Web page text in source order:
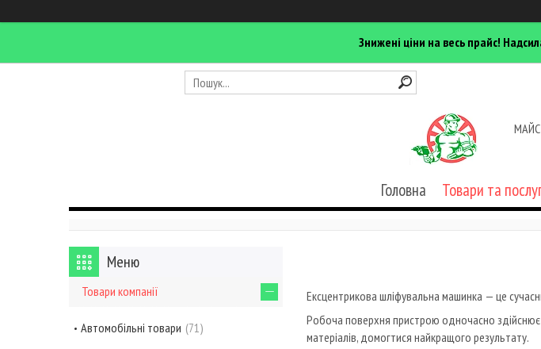
Знижені ціни на весь прайс!
Головна Товари та
Ексцентрикова шліфувальна машинка — це
Робоча поверхня пристрою одночасно здійснює
матеріалів, домогтися найкращого результату.
Товари компанії
Автомобільні товари 71